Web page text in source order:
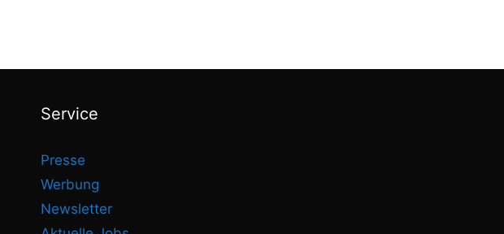
Service
Presse
Werbung
Newsletter